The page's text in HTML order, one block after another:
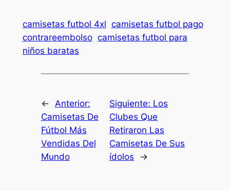
camisetas futbol 4xl camisetas futbol pago
contrareembolso camisetas futbol para
niños baratas
← Anterior:
Camisetas De
Fútbol Más
Vendidas Del
Mundo
Siguiente: Los
Clubes Que
Retiraron Las
Camisetas De Sus
ídolos
→